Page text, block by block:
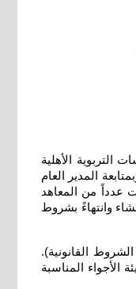
التربوية الأهلية
المدير العام
عدداً من المعاهد
وانتهاءً بشروط
القانونية).
الأجواء المناسبة